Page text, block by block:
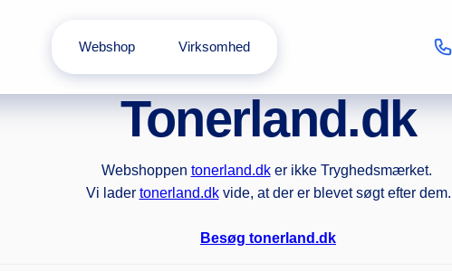
Webshop Virksomhed
Tonerland.dk
Webshoppen tonerland.dker ikke Tryghedsmærket.
Vi lader tonerland.dkvide, at der er blevet søgt efter dem.
Besøg tonerland.dk